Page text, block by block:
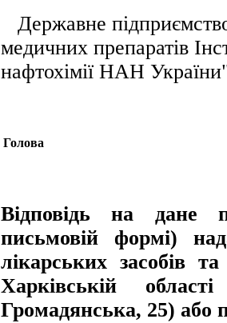
Державне
медичних препаратів
нафтохімії НАН
Голова
Відповідь на дане
письмовій формі)
лікарських засобів
Харківській
Громадянська, 25) або